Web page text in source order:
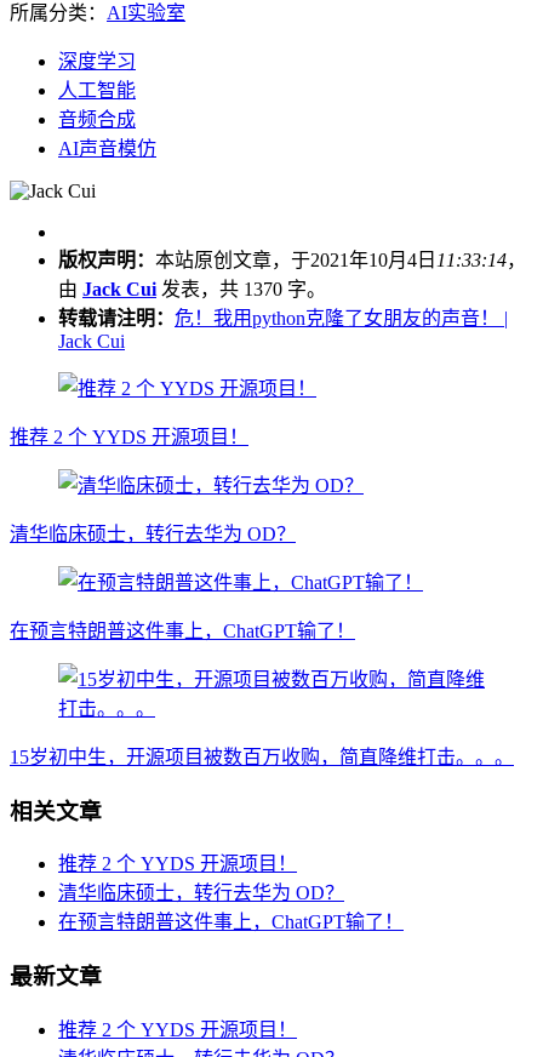
所属分类： AI实验室
深度学习
人工智能
音频合成
AI声音模仿
版权声明： 本站原创文章，于2021年10月4日 11:33:14，
由 Jack Cui 发表，共 1370 字。
转载请注明： 危！我用python克隆了女朋友的声音！ |
Jack Cui
推荐 2 个 YYDS 开源项目！
清华临床硕士，转行去华为 OD？
在预言特朗普这件事上，ChatGPT输了！
15岁初中生，开源项目被数百万收购，简直降维打击。。。
相关文章
推荐 2 个 YYDS 开源项目！
清华临床硕士，转行去华为 OD？
在预言特朗普这件事上，ChatGPT输了！
最新文章
推荐 2 个 YYDS 开源项目！